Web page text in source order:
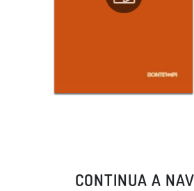
CONTINUA A